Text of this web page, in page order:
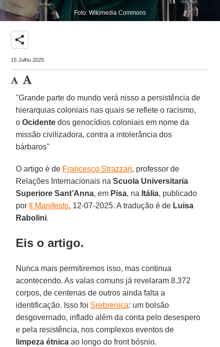
Foto: Wikimedia Commons
share
15 Julho 2025
"Grande parte do mundo verá nisso a persistência de
hierarquias coloniais nas quais se reflete o racismo,
oOcidente dos genocídios coloniais em nome da
missão civilizadora, contra a intolerância dos
bárbaros"
O artigo é de Francesco Strazzari, professor de
Relações Internacionais naScuola Universitaria
Superiore Sant’Anna, em Pisa, na Itália, publicado
por
Il Manifesto, 12-07-2025. A tradução é de Luisa
Rabolini.
Eis o artigo.
Nunca mais permitiremos isso, mas continua
acontecendo. As valas comuns já revelaram 8.372
corpos, de centenas de outros ainda falta a
identificação. Isso foi Srebrenica: um bolsão
desgovernado, inflado além da conta pelo desespero
e pela resistência, nos complexos eventos de
limpeza étnica ao longo do front bósnio.